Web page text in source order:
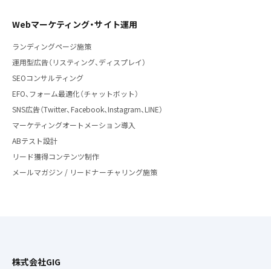
Webマーケティング・サイト運用
ランディングページ施策
運用型広告（リスティング、ディスプレイ）
SEOコンサルティング
EFO、フォーム最適化（チャットボット）
SNS広告（Twitter、Facebook、Instagram、LINE）
マーケティングオートメーション導入
ABテスト設計
リード獲得コンテンツ制作
メールマガジン / リードナーチャリング施策
株式会社GIG